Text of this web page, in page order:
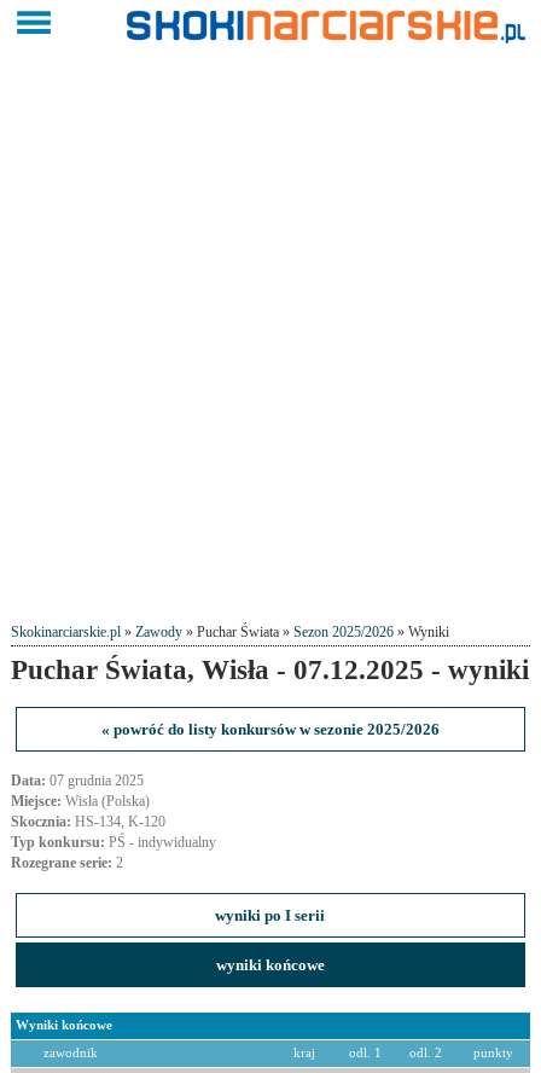
Skokinarciarskie.pl» Zawody» Puchar Świata » Sezon 2025/2026» Wyniki
Puchar Świata, Wisła - 07.12.2025 - wyniki
« powróć do listy konkursów w sezonie 2025/2026
Data: 07 grudnia 2025
Miejsce: Wisła (Polska)
Skocznia: HS-134, K-120
Typ konkursu: PŚ - indywidualny
Rozegrane serie: 2
wyniki po I serii
wyniki końcowe
Wyniki końcowe
zawodnik kraj odl. 1 odl. 2 punkty